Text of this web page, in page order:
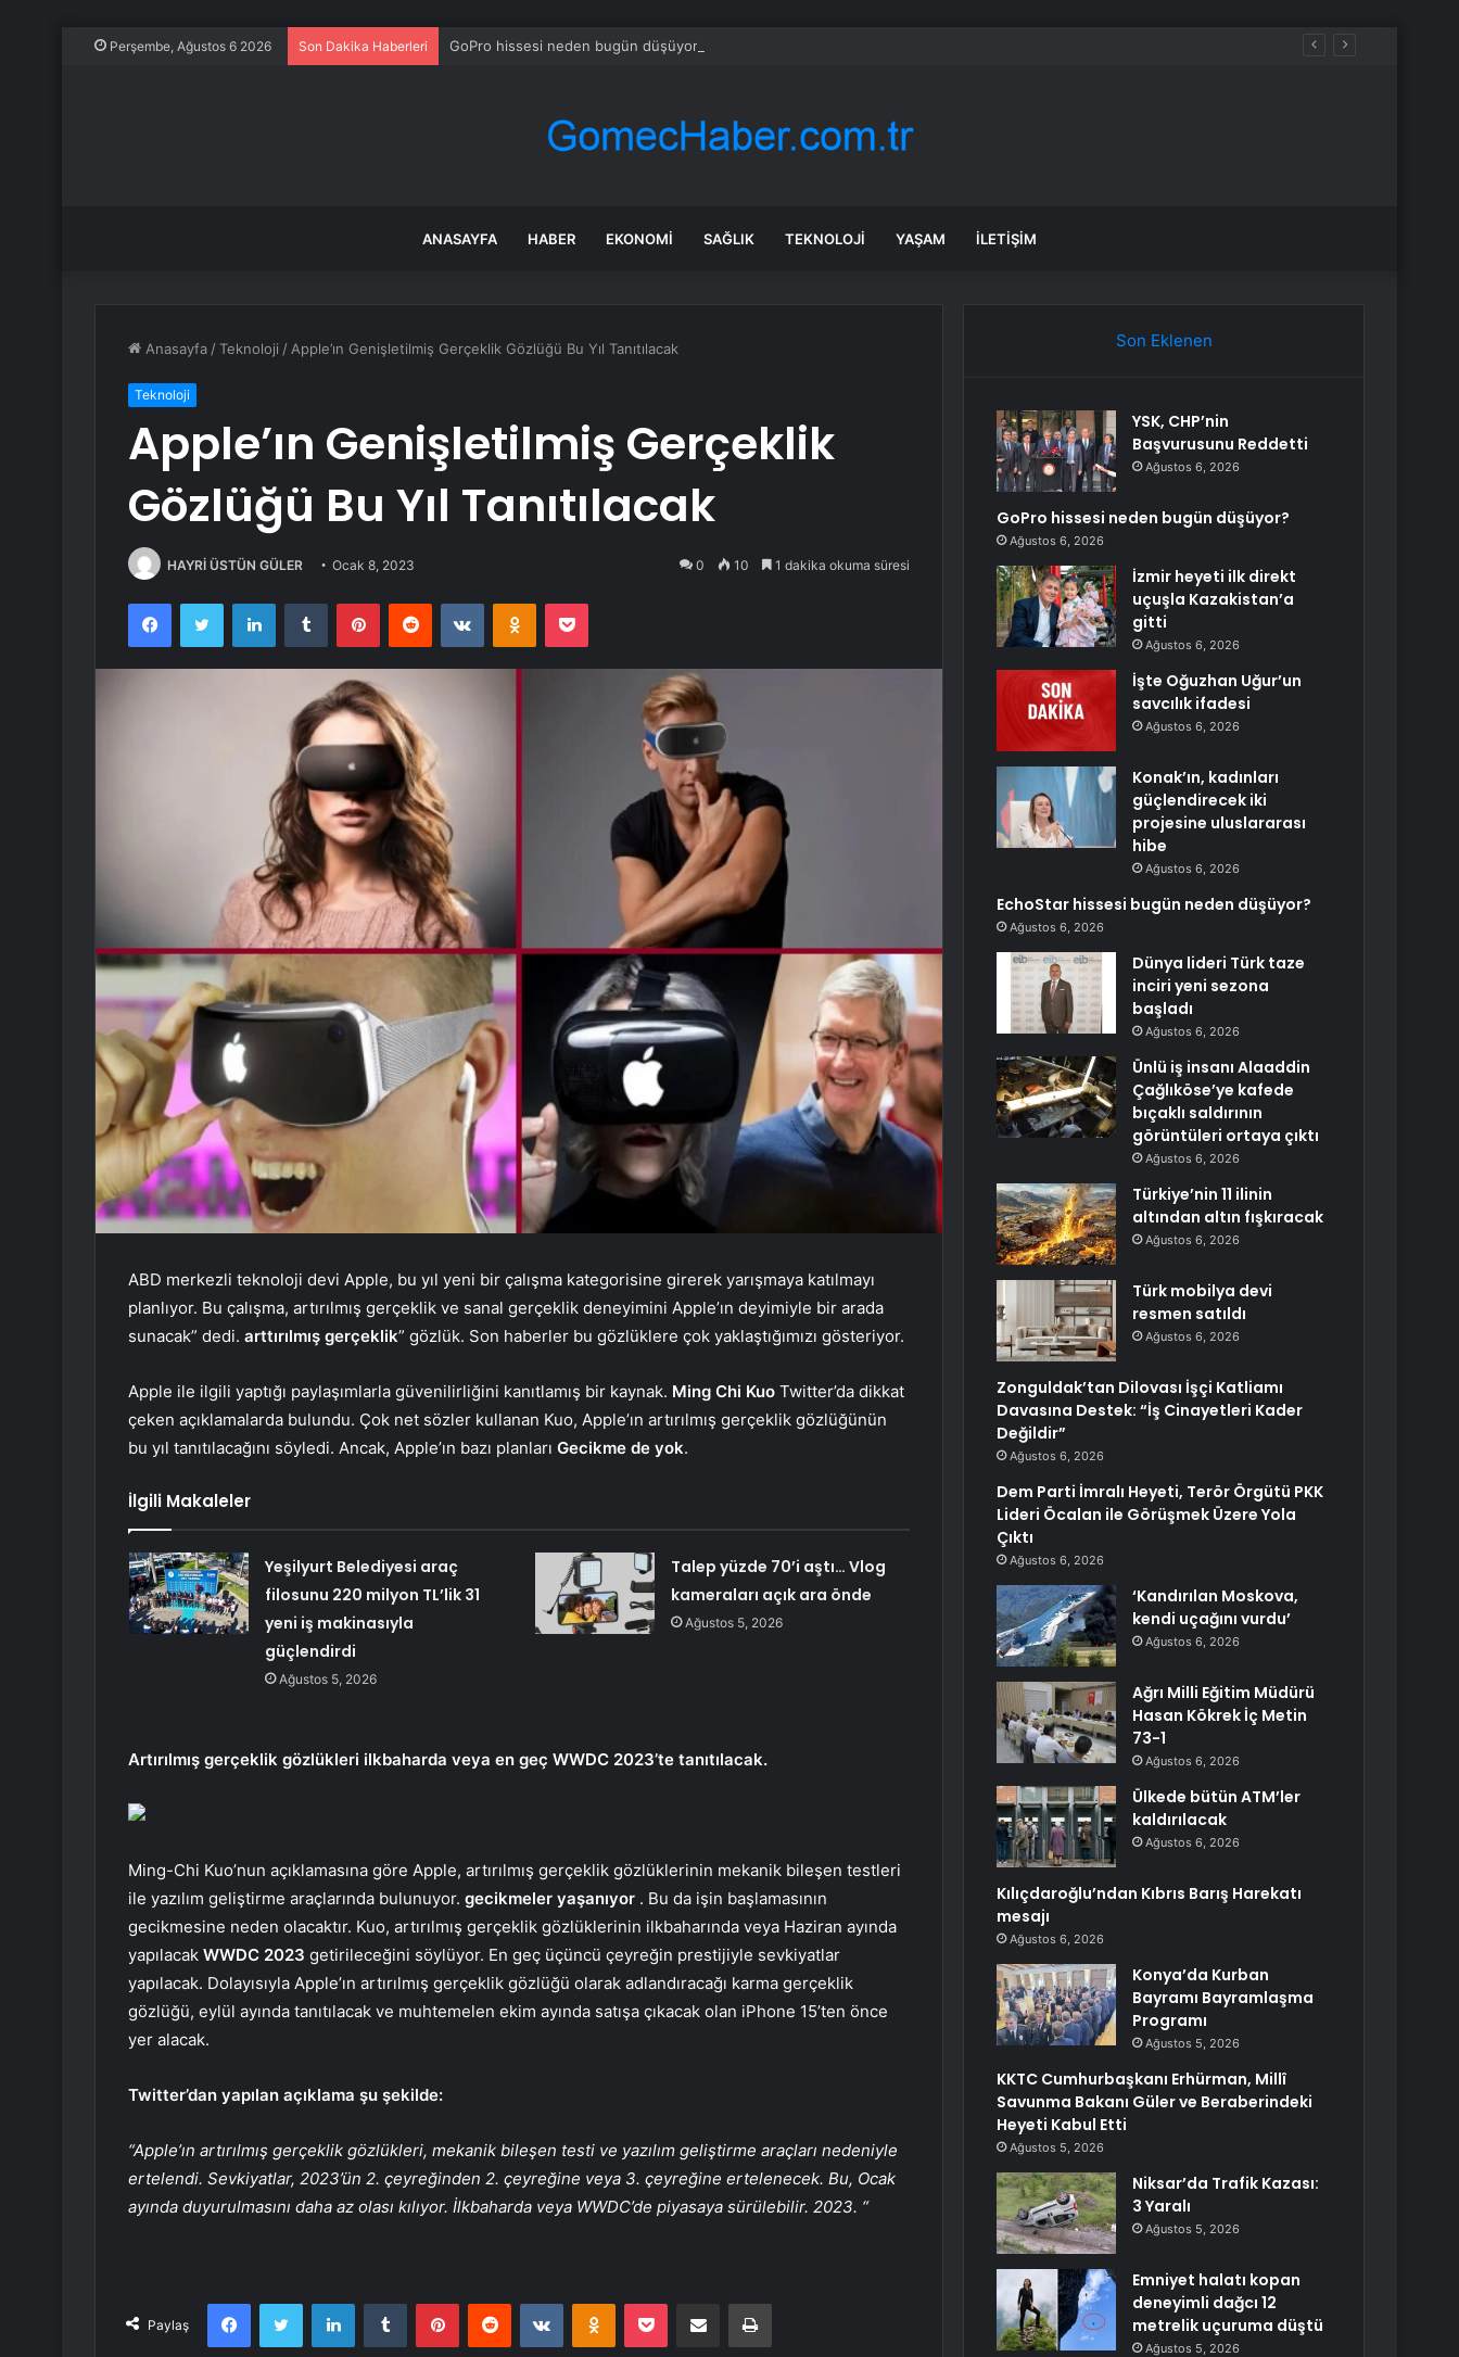
Perşembe, Ağustos 6 2026 Son Dakika Haberleri GoPro hissesi neden bugün düşüyor?
ANASAYFA HABER EKONOMI SAĞLIK TEKNOLOJI YAŞAM İLETIŞIM
Anasayfa /Teknoloji / Apple’ın Genişletilmiş Gerçeklik Gözlüğü Bu Yıl Tanıtılacak
Teknoloji
Apple’ın Genişletilmiş Gerçeklik
Gözlüğü Bu Yıl Tanıtılacak
HAYRİ ÜSTÜN GÜLER Ocak 8, 2023 0 10 1 dakika okuma süresi
FacebookTwitter LinkedInTumblr PinterestReddit VKontakteOdnoklassniki
Pocket
ABD merkezli teknoloji devi Apple, bu yıl yeni bir çalışma kategorisine girerek yarışmaya katılmayı
planlıyor. Bu çalışma, artırılmış gerçeklik ve sanal gerçeklik deneyimini Apple’ın deyimiyle bir arada
sunacak” dedi. arttırılmış gerçeklik” gözlük. Son haberler bu gözlüklere çok yaklaştığımızı gösteriyor.
Apple ile ilgili yaptığı paylaşımlarla güvenilirliğini kanıtlamış bir kaynak. Ming Chi Kuo Twitter’da dikkat
çeken açıklamalarda bulundu. Çok net sözler kullanan Kuo, Apple’ın artırılmış gerçeklik gözlüğünün
bu yıl tanıtılacağını söyledi. Ancak, Apple’ın bazı planları Gecikme de yok.
İlgili Makaleler
Yeşilyurt Belediyesi araç
filosunu 220 milyon TL’lik 31
yeni iş makinasıyla
güçlendirdi
Ağustos 5, 2026
Talep yüzde 70’i aştı… Vlog
kameraları açık ara önde
Ağustos 5, 2026
Artırılmış gerçeklik gözlükleri ilkbaharda veya en geç WWDC 2023’te tanıtılacak.
Ming-Chi Kuo’nun açıklamasına göre Apple, artırılmış gerçeklik gözlüklerinin mekanik bileşen testleri
ile yazılım geliştirme araçlarında bulunuyor. gecikmeler yaşanıyor . Bu da işin başlamasının
gecikmesine neden olacaktır. Kuo, artırılmış gerçeklik gözlüklerinin ilkbaharında veya Haziran ayında
yapılacak WWDC 2023 getirileceğini söylüyor. En geç üçüncü çeyreğin prestijiyle sevkiyatlar
yapılacak. Dolayısıyla Apple’ın artırılmış gerçeklik gözlüğü olarak adlandıracağı karma gerçeklik
gözlüğü, eylül ayında tanıtılacak ve muhtemelen ekim ayında satışa çıkacak olan iPhone 15’ten önce
yer alacak.
Twitter’dan yapılan açıklama şu şekilde:
“Apple’ın artırılmış gerçeklik gözlükleri, mekanik bileşen testi ve yazılım geliştirme araçları nedeniyle
ertelendi. Sevkiyatlar, 2023’ün 2. çeyreğinden 2. çeyreğine veya 3. çeyreğine ertelenecek. Bu, Ocak
ayında duyurulmasını daha az olası kılıyor. İlkbaharda veya WWDC’de piyasaya sürülebilir. 2023. “
Paylaş
FacebookTwitter LinkedInTumblr PinterestReddit VKontakteOdnoklassniki
Pocket E-Posta ile paylaş Yazdır
Son Eklenen
YSK, CHP’nin
Başvurusunu Reddetti
Ağustos 6, 2026
GoPro hissesi neden bugün düşüyor?
Ağustos 6, 2026
İzmir heyeti ilk direkt
uçuşla Kazakistan’a
gitti
Ağustos 6, 2026
İşte Oğuzhan Uğur’un
savcılık ifadesi
Ağustos 6, 2026
Konak’ın, kadınları
güçlendirecek iki
projesine uluslararası
hibe
Ağustos 6, 2026
EchoStar hissesi bugün neden düşüyor?
Ağustos 6, 2026
Dünya lideri Türk taze
inciri yeni sezona
başladı
Ağustos 6, 2026
Ünlü iş insanı Alaaddin
Çağlıköse’ye kafede
bıçaklı saldırının
görüntüleri ortaya çıktı
Ağustos 6, 2026
Türkiye’nin 11 ilinin
altından altın fışkıracak
Ağustos 6, 2026
Türk mobilya devi
resmen satıldı
Ağustos 6, 2026
Zonguldak’tan Dilovası İşçi Katliamı
Davasına Destek: “İş Cinayetleri Kader
Değildir”
Ağustos 6, 2026
Dem Parti İmralı Heyeti, Terör Örgütü PKK
Lideri Öcalan ile Görüşmek Üzere Yola
Çıktı
Ağustos 6, 2026
‘Kandırılan Moskova,
kendi uçağını vurdu’
Ağustos 6, 2026
Ağrı Milli Eğitim Müdürü
Hasan Kökrek İç Metin
73-1
Ağustos 6, 2026
Ülkede bütün ATM’ler
kaldırılacak
Ağustos 6, 2026
Kılıçdaroğlu’ndan Kıbrıs Barış Harekatı
mesajı
Ağustos 6, 2026
Konya’da Kurban
Bayramı Bayramlaşma
Programı
Ağustos 5, 2026
KKTC Cumhurbaşkanı Erhürman, Millî
Savunma Bakanı Güler ve Beraberindeki
Heyeti Kabul Etti
Ağustos 5, 2026
Niksar’da Trafik Kazası:
3 Yaralı
Ağustos 5, 2026
Emniyet halatı kopan
deneyimli dağcı 12
metrelik uçuruma düştü
Ağustos 5, 2026